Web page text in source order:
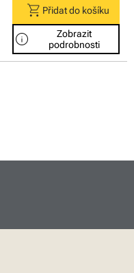
shopping_cart Přidat do košíku
info
Zobrazit
podrobnosti